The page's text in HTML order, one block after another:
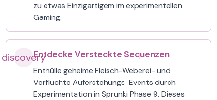
zu etwas Einzigartigem im experimentellen
Gaming.
discoveryEntdecke Versteckte Sequenzen
Enthülle geheime Fleisch-Weberei- und
Verfluchte Auferstehungs-Events durch
Experimentation in Sprunki Phase 9. Dieses